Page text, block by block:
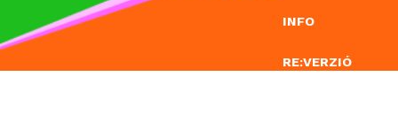
INFO
RE:VERZIÓ